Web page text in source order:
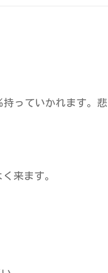
っていかれます。
来ます。